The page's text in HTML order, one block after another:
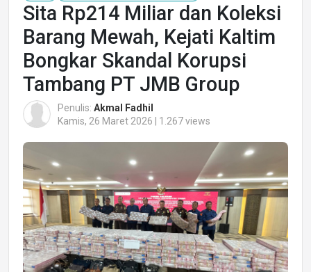
Sita Rp214 Miliar dan Koleksi
Barang Mewah, Kejati Kaltim
Bongkar Skandal Korupsi
Tambang PT JMB Group
Penulis: Akmal Fadhil
Kamis, 26 Maret 2026 | 1.267 views